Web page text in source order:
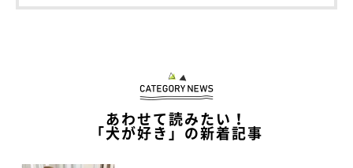
あわせて読みたい！
「犬が好き」の新着記事